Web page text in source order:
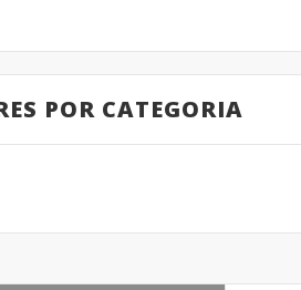
POR CATEGORIA